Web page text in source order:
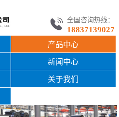
全国咨询热线：
18837139027
产品中心
新闻中心
关于我们